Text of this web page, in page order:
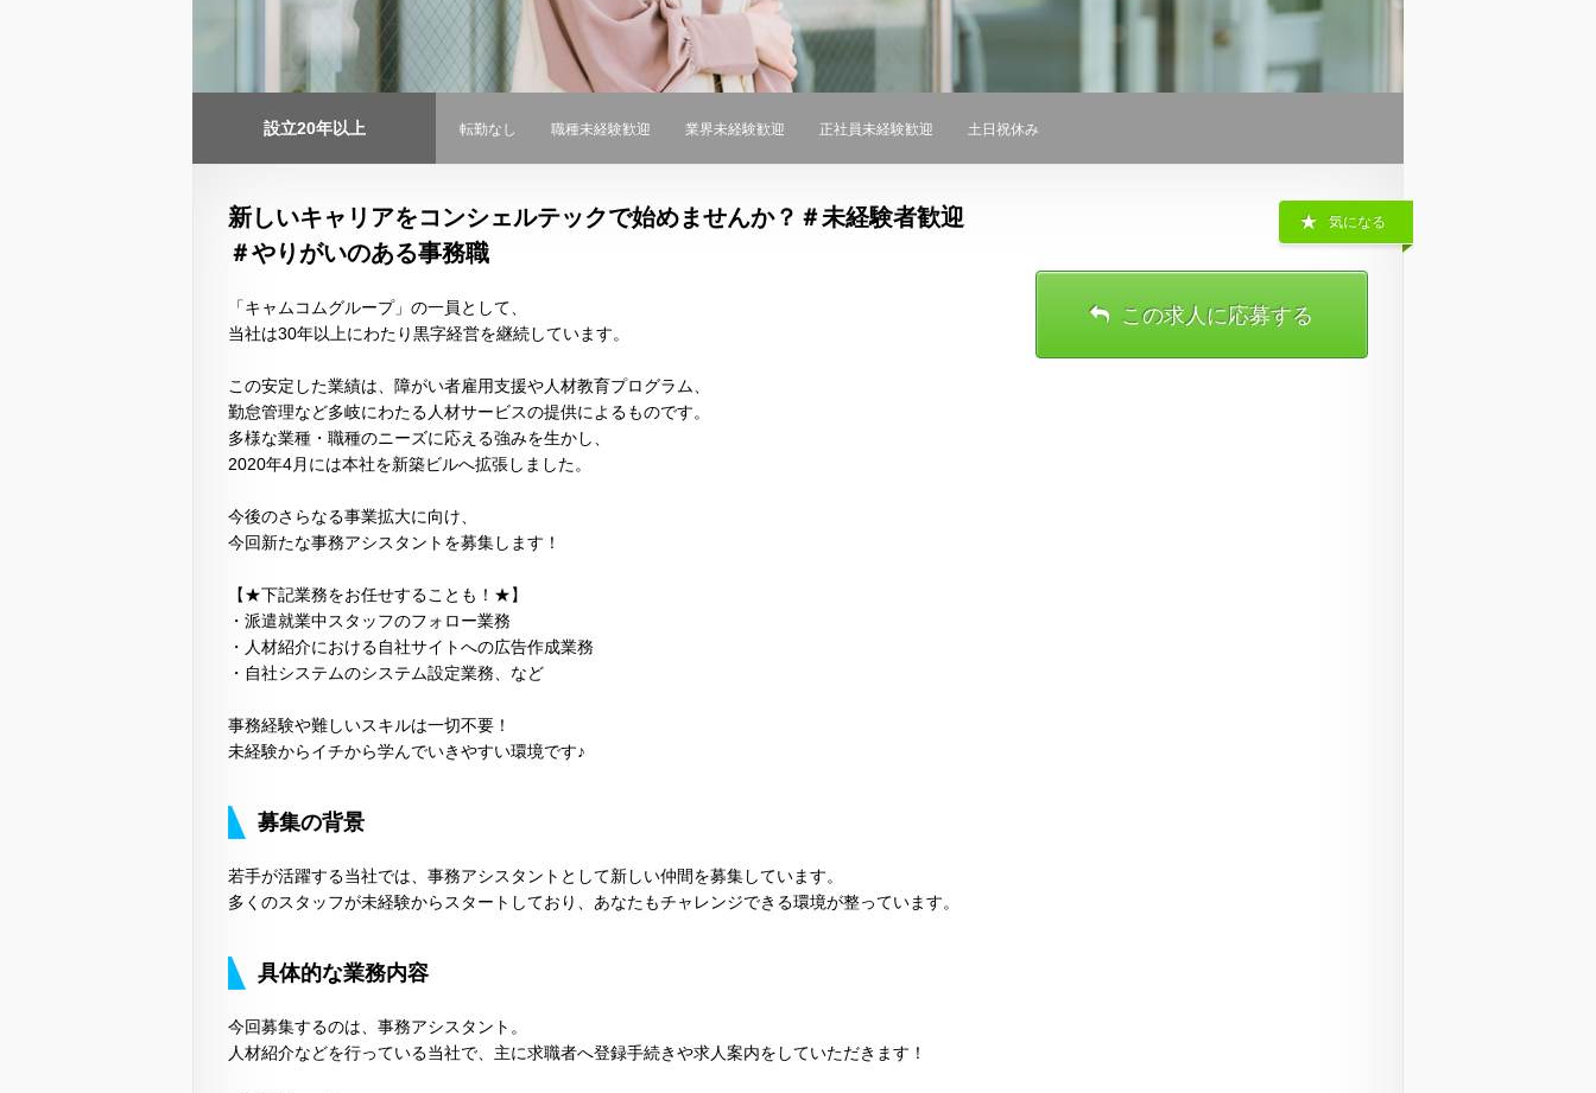
設立20年以上 転勤なし 職種未経験歓迎 業界未経験歓迎 正社員未経験歓迎 土日祝休み
新しいキャリアをコンシェルテックで始めませんか？＃未経験者歓迎
＃やりがいのある事務職
「キャムコムグループ」の一員として、
当社は30年以上にわたり黒字経営を継続しています。
この安定した業績は、障がい者雇用支援や人材教育プログラム、
勤怠管理など多岐にわたる人材サービスの提供によるものです。
多様な業種・職種のニーズに応える強みを生かし、
2020年4月には本社を新築ビルへ拡張しました。
今後のさらなる事業拡大に向け、
今回新たな事務アシスタントを募集します！
【★下記業務をお任せすることも！★】
・派遣就業中スタッフのフォロー業務
・人材紹介における自社サイトへの広告作成業務
・自社システムのシステム設定業務、など
事務経験や難しいスキルは一切不要！
未経験からイチから学んでいきやすい環境です♪
募集の背景
若手が活躍する当社では、事務アシスタントとして新しい仲間を募集しています。
多くのスタッフが未経験からスタートしており、あなたもチャレンジできる環境が整っています。
具体的な業務内容
今回募集するのは、事務アシスタント。
人材紹介などを行っている当社で、主に求職者へ登録手続きや求人案内をしていただきます！
気になる
この求人に応募する